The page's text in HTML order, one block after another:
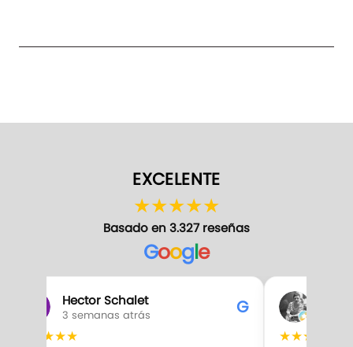
EXCELENTE
★★★★★
Basado en 3.327 reseñas
Google
Hector Schalet
3 semanas atrás G
★★★
★★★